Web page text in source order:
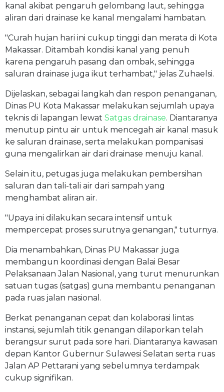
kanal akibat pengaruh gelombang laut, sehingga
aliran dari drainase ke kanal mengalami hambatan.
"Curah hujan hari ini cukup tinggi dan merata di Kota
Makassar. Ditambah kondisi kanal yang penuh
karena pengaruh pasang dan ombak, sehingga
saluran drainase juga ikut terhambat," jelas Zuhaelsi.
Dijelaskan, sebagai langkah dan respon penanganan,
Dinas PU Kota Makassar melakukan sejumlah upaya
teknis di lapangan lewat Satgas drainase. Diantaranya
menutup pintu air untuk mencegah air kanal masuk
ke saluran drainase, serta melakukan pompanisasi
guna mengalirkan air dari drainase menuju kanal.
Selain itu, petugas juga melakukan pembersihan
saluran dan tali-tali air dari sampah yang
menghambat aliran air.
"Upaya ini dilakukan secara intensif untuk
mempercepat proses surutnya genangan," tuturnya.
Dia menambahkan, Dinas PU Makassar juga
membangun koordinasi dengan Balai Besar
Pelaksanaan Jalan Nasional, yang turut menurunkan
satuan tugas (satgas) guna membantu penanganan
pada ruas jalan nasional.
Berkat penanganan cepat dan kolaborasi lintas
instansi, sejumlah titik genangan dilaporkan telah
berangsur surut pada sore hari. Diantaranya kawasan
depan Kantor Gubernur Sulawesi Selatan serta ruas
Jalan AP Pettarani yang sebelumnya terdampak
cukup signifikan.